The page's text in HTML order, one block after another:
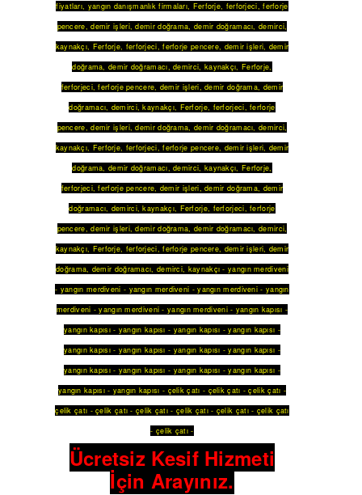
fiyatları, yangın danışmanlık firmaları, Ferforje, ferforjeci,ferforje
pencere,demir işleri,demir doğrama, demir doğramacı,demirci,
kaynakçı, Ferforje, ferforjeci,ferforje pencere, demir işleri, demir
doğrama,demir doğramacı,demirci, kaynakçı, Ferforje,
ferforjeci,ferforje pencere, demir işleri,demir doğrama, demir
doğramacı, demirci,kaynakçı, Ferforje, ferforjeci,ferforje
pencere,demir işleri,demir doğrama, demir doğramacı,demirci,
kaynakçı, Ferforje, ferforjeci,ferforje pencere, demir işleri, demir
doğrama,demir doğramacı,demirci, kaynakçı, Ferforje,
ferforjeci,ferforje pencere, demir işleri,demir doğrama, demir
doğramacı, demirci,kaynakçı, Ferforje, ferforjeci,ferforje
pencere,demir işleri,demir doğrama, demir doğramacı,demirci,
kaynakçı, Ferforje, ferforjeci,ferforje pencere, demir işleri, demir
doğrama, demir doğramacı, demirci, kaynakçı -yangın merdiveni
- yangın merdiveni - yangın merdiveni -yangın merdiveni - yangın
merdiveni -yangın merdiveni -yangın merdiveni- yangın kapısı -
yangın kapısı- yangın kapısı - yangın kapısı -yangın kapısı -
yangın kapısı- yangın kapısı - yangın kapısı -yangın kapısı -
yangın kapısı- yangın kapısı - yangın kapısı -yangın kapısı -
yangın kapısı- yangın kapısı - çelik çatı - çelik çatı -çelik çatı -
çelik çatı -çelik çatı -çelik çatı - çelik çatı- çelik çatı- çelik çatı
- çelik çatı -
Ücretsiz Keşif Hizmeti
İçin Arayınız.